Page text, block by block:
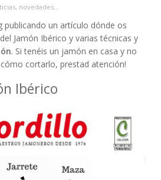
novedades...
publicando un artículo dónde os
Jamón Ibérico y varias técnicas y
. Si tenéis un jamón en casa y no
cortarlo, prestad atención!
Ibérico